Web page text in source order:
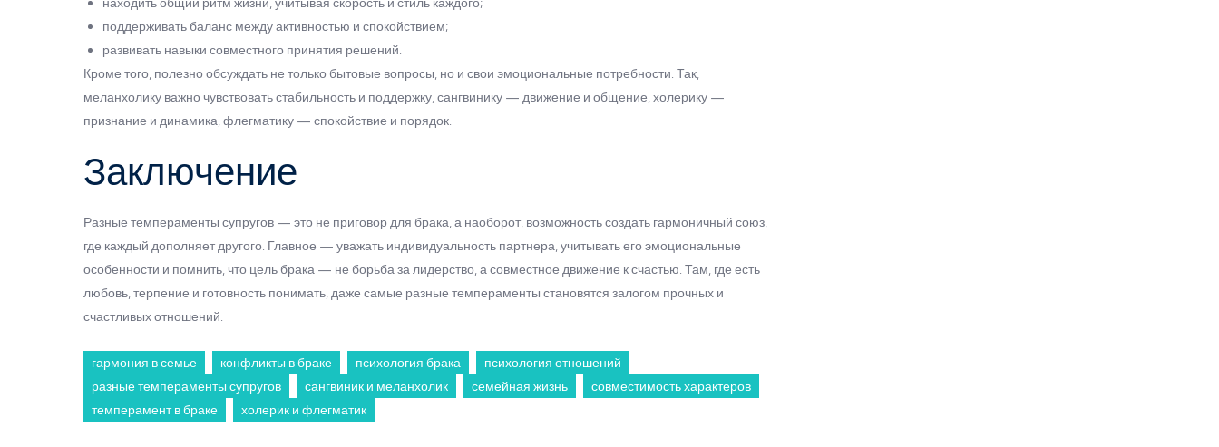
поддерживать баланс между активностью и спокойствием;
развивать навыки совместного принятия решений.
Кроме того, полезно обсуждать не только бытовые вопросы, но и свои эмоциональные потребности. Так,
меланхолику важно чувствовать стабильность и поддержку, сангвинику — движение и общение, холерику —
признание и динамика, флегматику — спокойствие и порядок.
Заключение
Разные темпераменты супругов — это не приговор для брака, а наоборот, возможность создать гармоничный союз,
где каждый дополняет другого. Главное — уважать индивидуальность партнера, учитывать его эмоциональные
особенности и помнить, что цель брака — не борьба за лидерство, а совместное движение к счастью. Там, где есть
любовь, терпение и готовность понимать, даже самые разные темпераменты становятся залогом прочных и
счастливых отношений.
гармония в семье конфликты в браке психология брака
психология отношений
разные темпераменты супругов
сангвиник и меланхолик семейная жизнь
совместимость характеров
темперамент в браке
холерик и флегматик